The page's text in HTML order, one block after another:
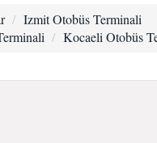
Izmit Otobüs Terminali
Kocaeli Otobüs